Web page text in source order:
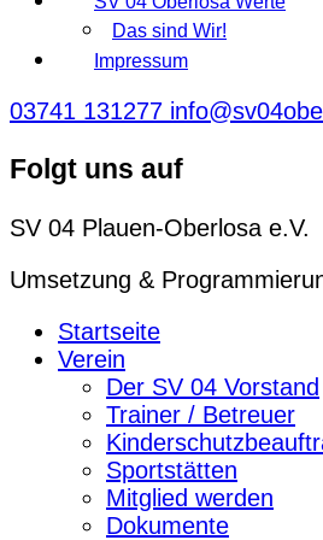
Das sind Wir!
Impressum
03741 131277
Folgt uns auf
SV 04 Plauen-Oberlosa e.V.
Umsetzung &
Startseite
Verein
Der SV 04 Vorstand
Trainer / Betreuer
Sportstätten
Mitglied werden
Dokumente